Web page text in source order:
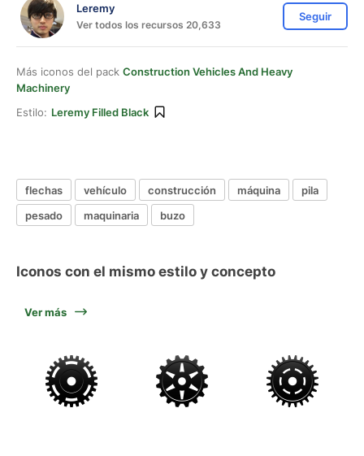
Leremy
Ver todos los recursos 20,633
Seguir
Más iconos del pack Construction Vehicles And Heavy
Machinery
Estilo: Leremy Filled Black
flechas vehículo construcción máquina
pila
pesado
maquinaria buzo
Iconos con el mismo estilo y concepto
Ver más